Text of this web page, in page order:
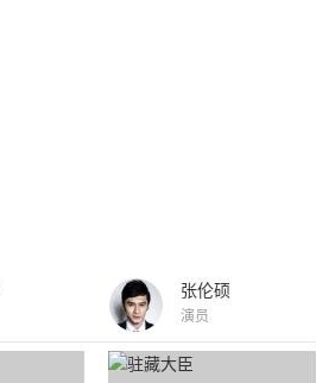
张伦硕
演员